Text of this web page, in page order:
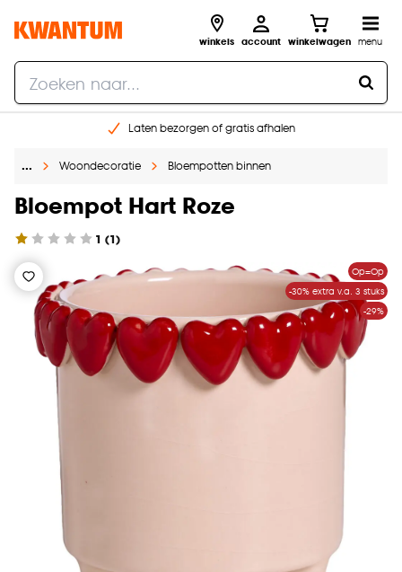
winkels account winkelwagen menu
Laten bezorgen of gratis afhalen
Gratis raam advies en opmeten aan huis
… Woondecoratie Bloempotten binnen
Bloempot Hart Roze
1 (1)
Op=Op
-30% extra v.a. 3 stuks
-29%